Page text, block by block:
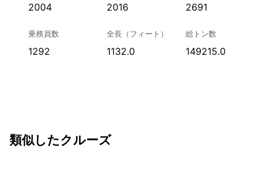
2004 2016 2691
乗務員数
1292
全長（フィート）
1132.0
総トン数
149215.0
類似したクルーズ